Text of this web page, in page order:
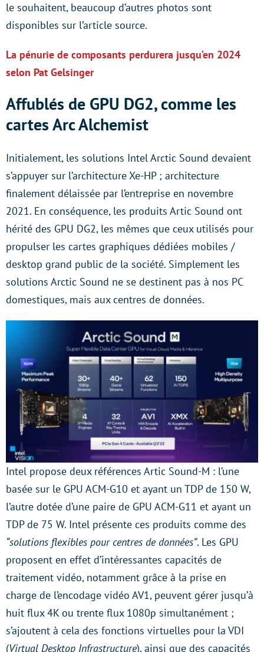
le souhaitent, beaucoup d’autres photos sont
disponibles sur l’article source.
La pénurie de composants perdurera jusqu’en 2024
selon Pat Gelsinger
Affublés de GPU DG2, comme les
cartes Arc Alchemist
Initialement, les solutions Intel Arctic Sound devaient
s’appuyer sur l’architecture Xe-HP ; architecture
finalement délaissée par l’entreprise en novembre
2021. En conséquence, les produits Artic Sound ont
hérité des GPU DG2, les mêmes que ceux utilisés pour
propulser les cartes graphiques dédiées mobiles /
desktop grand public de la société. Simplement les
solutions Arctic Sound ne se destinent pas à nos PC
domestiques, mais aux centres de données.
Intel propose deux références Artic Sound-M : l’une
basée sur le GPU ACM-G10 et ayant un TDP de 150 W,
l’autre dotée d’une paire de GPU ACM-G11 et ayant un
TDP de 75 W. Intel présente ces produits comme des
“solutions flexibles pour centres de données”. Les GPU
proposent en effet d’intéressantes capacités de
traitement vidéo, notamment grâce à la prise en
charge de l’encodage vidéo AV1, peuvent gérer jusqu’à
huit flux 4K ou trente flux 1080p simultanément ;
s’ajoutent à cela des fonctions virtuelles pour la VDI
(Virtual Desktop Infrastructure), ainsi que des capacités